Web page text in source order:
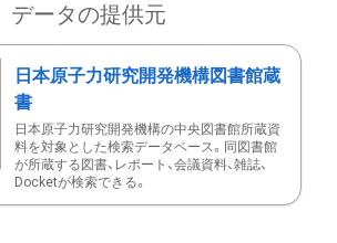
データの提供元
日本原子力研究開発機構図書館蔵
書
日本原子力研究開発機構の中央図書館所蔵資
料を対象とした検索データベース。同図書館
が所蔵する図書、レポート、会議資料、雑誌、
Docketが検索できる。